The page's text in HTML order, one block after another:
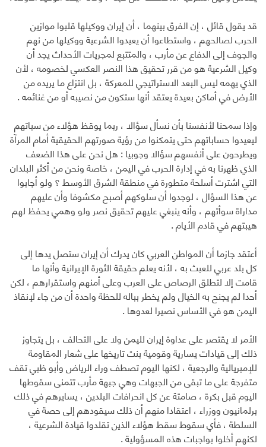
قد يقول قائل ، إن الفرق بينهما ، أن إيران ووكيلها قلبوا موازين
الحرب لصالحهم ، واستطاعوا أن يعيدوا الشرعية ووكيلها من نهم
والجوف إلى الدفاع عن مأرب ، والمتتبع لمجريات الأحداث يجد أن
وكيل الشرعية هو من قرر تحقيق هذا النصر العكسي لخصومه ، لأن
الذي يهمه ليس البعد الاستراتيجي للمعركة ، بل انتزاع ما يريده من
الأرض في أماكن بعيدة يعتقد أنها ستكون من نصيبه أو من غنائمه .
وإذا سمحنا لأنفسنا بأن نسأل سؤالا ، ربما يوقظ هؤلاء من سباتهم
ليعيدوا حساباتهم حتى يتمكنوا من رؤية صورتهم الحقيقية أمام المرآة
ويطرحون على أنفسهم سؤالا وجوبيا : هل نحن على هذا الضعف
الذي ظهرنا به في إدارة الحرب في اليمن ، خاصة ونحن من أكثر البلدان
التي اشترت أسلحة متطورة في منطقة الشرق الأوسط ؟ ولو أجابوا
عن هذا السؤال ، لوجدوا أن سلوكهم أصبح مكشوفا وأن عليهم
مداراة سوأتهم ، وأنه ينبغي عليهم تحقيق نصر ولو وهمي يحفظ لهم
هيبتهم في قادم الأيام .
أعتقد جازما أن المواطن العربي كان يدرك أن إيران ستصل يدها إلى
كل بلد عربي للعبث به ، لأنه يعلم حقيقة الثورة الإيرانية وأنها ما
قامت إلا لتطلق الرصاص على العرب وعلى أمنهم واستقرارهم ، لكن
أحدا لم يجنح به الخيال ولم يخطر بباله للحظة واحدة أن من جاء لإنقاذ
اليمن هو في الأساس نصيرا لعدوها .
الأمر لا يقتصر على عداوة إيران لليمن ولا على التحالف ، بل يتجاوز
ذلك إلى قيادات يسارية وقومية بنت تاريخها على شعار المقاومة
للإمبريالية والرجعية ، لكنها اليوم تصطف وراء الرياض وأبو ظبي تقف
متفرجة على ما تبقى من الجبهات وهي جبهة مأرب تتمنى سقوطها
اليوم قبل بكرة ، صامتة عن كل انحرافات البلدين ، يسايرهم في ذلك
برلمانيون ووزراء ، اعتقادا منهم أن ذلك سيقودهم إلى حصة في
السلطة ، فأي سقوط سقط هؤلاء الذين تقلدوا قيادة الشرعية ،
لكنهم أخلوا بواجبات هذه المسؤولية .